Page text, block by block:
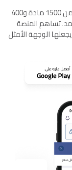
تقدم المنصة خدمات تعليمية شاملة تغطي أكثر من 1500 مادة و400
من 1500 مدرس معتمد. تساهم المنصة
مما يجعلها الوجهة الأمثل